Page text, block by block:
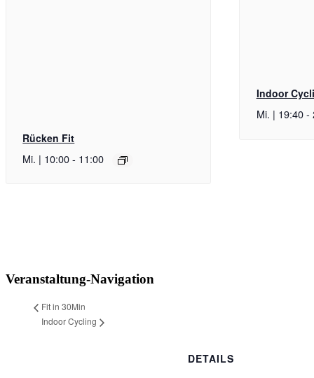
Rücken Fit
Mi. | 10:00- 11:00
Indoor
Mi. | 19:40-
Veranstaltung-Navigation
Fit in 30Min
Indoor Cycling
DETAILS